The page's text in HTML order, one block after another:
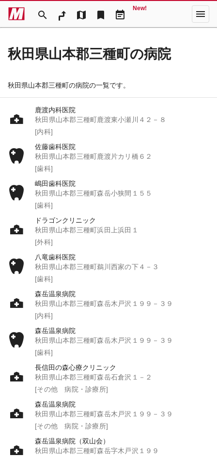
search map bookmark event_note
New! menu
秋田県山本郡三種町の病院
秋田県山本郡三種町の病院の一覧です。
鹿渡内科医院
秋田県山本郡三種町鹿渡東小瀬川４２－８
[内科]
佐藤歯科医院
秋田県山本郡三種町鹿渡片カリ橋６２
[歯科]
嶋田歯科医院
秋田県山本郡三種町森岳小狭間１５５
[歯科]
ドラゴンクリニック
秋田県山本郡三種町浜田上浜田１
[外科]
八竜歯科医院
秋田県山本郡三種町鵜川西家の下４－３
[歯科]
森岳温泉病院
秋田県山本郡三種町森岳木戸沢１９９－３９
[内科]
森岳温泉病院
秋田県山本郡三種町森岳木戸沢１９９－３９
[歯科]
長信田の森心療クリニック
秋田県山本郡三種町森岳石倉沢１－２
[その他 病院・診療所]
森岳温泉病院
秋田県山本郡三種町森岳木戸沢１９９－３９
[その他 病院・診療所]
森岳温泉病院（双山会）
秋田県山本郡三種町森岳字木戸沢１９９